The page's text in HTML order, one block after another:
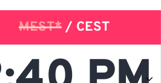
MEST* / CEST